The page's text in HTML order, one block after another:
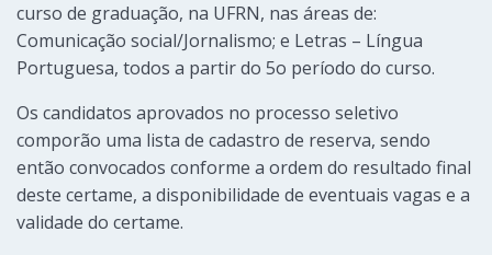
curso de graduação, na UFRN, nas áreas de:
Comunicação social/Jornalismo; e Letras – Língua
Portuguesa, todos a partir do 5o período do curso.
Os candidatos aprovados no processo seletivo
comporão uma lista de cadastro de reserva, sendo
então convocados conforme a ordem do resultado final
deste certame, a disponibilidade de eventuais vagas e a
validade do certame.